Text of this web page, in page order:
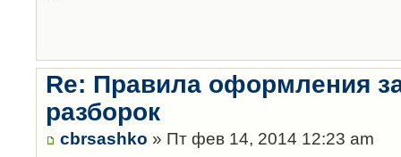
Re: Правила оформления
разборок
cbrsashko » Пт фев 14, 2014 12:23 am